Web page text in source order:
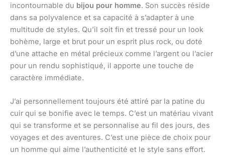
incontournable du bijou pour homme. Son succès réside
dans sa polyvalence et sa capacité à s’adapter à une
multitude de styles. Qu’il soit fin et tressé pour un look
bohème, large et brut pour un esprit plus rock, ou doté
d’une attache en métal précieux comme l’argent ou l’acier
pour un rendu sophistiqué, il apporte une touche de
caractère immédiate.
J’ai personnellement toujours été attiré par la patine du
cuir qui se bonifie avec le temps. C’est un matériau vivant
qui se transforme et se personnalise au fil des jours, des
voyages et des aventures. C’est une pièce de choix pour
un homme qui aime l’authenticité et le style sans effort.